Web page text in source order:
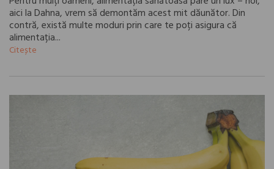
aici la Dahna, vrem să demontăm acest mit dăunător. Din
contră, există multe moduri prin care te poți asigura că
alimentația...
Citește